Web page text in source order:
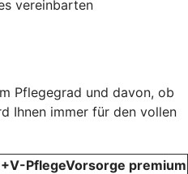
vereinbarten
Pflegegrad und davon, ob
Ihnen immer für den vollen
PflegeVorsorge premium